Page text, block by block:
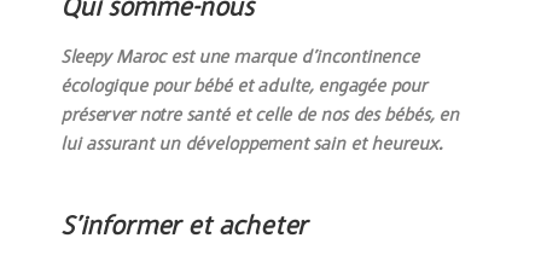
Qui somme-nous
Sleepy Maroc est une marque d’incontinence
écologique pour bébé et adulte, engagée pour
préserver notre santé et celle de nos des bébés, en
lui assurant un développement sain et heureux.
S’informer et acheter